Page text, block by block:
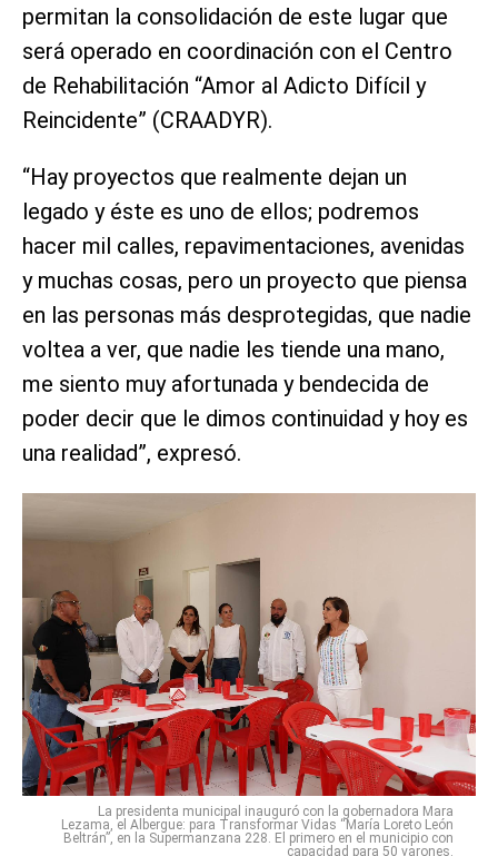
permitan la consolidación de este lugar que
será operado en coordinación con el Centro
de Rehabilitación “Amor al Adicto Difícil y
Reincidente” (CRAADYR).
“Hay proyectos que realmente dejan un
legado y éste es uno de ellos; podremos
hacer mil calles, repavimentaciones, avenidas
y muchas cosas, pero un proyecto que piensa
en las personas más desprotegidas, que nadie
voltea a ver, que nadie les tiende una mano,
me siento muy afortunada y bendecida de
poder decir que le dimos continuidad y hoy es
una realidad”, expresó.
La presidenta municipal inauguró con la gobernadora Mara
Lezama, el Albergue: para Transformar Vidas “María Loreto León
Beltrán”, en la Supermanzana 228. El primero en el municipio con
capacidad para 50 varones.